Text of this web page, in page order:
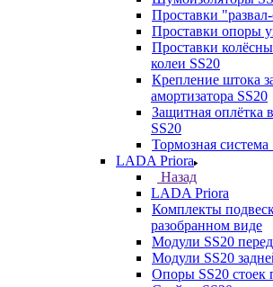
Проставки
Проставки опоры
Проставки
колеи SS20
Крепление штока
амортизатора SS20
Защитная оплётка
SS20
Тормозная система
LADA Priora
Назад
LADA Priora
Комплекты
разобранном виде
Модули SS20
Модули SS20
Опоры SS20 стоек